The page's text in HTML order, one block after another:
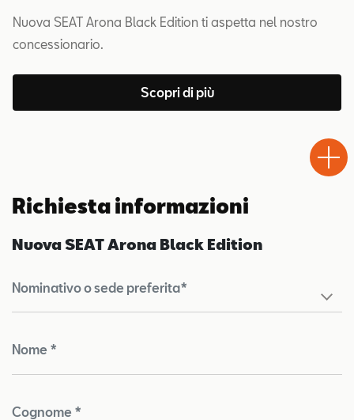
Nuova SEAT Arona Black Edition ti aspetta nel nostro
concessionario.
Scopri di più
Richiesta informazioni
Nuova SEAT Arona Black Edition
Nominativo o sede preferita*
Nome *
Cognome *
Drive
Chiama